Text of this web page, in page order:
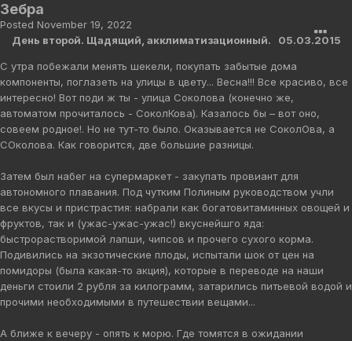
Зебра
Posted November 19, 2022
День второй. Щадящий, акклиматизационный. 05.03.2015
С утра побежали менять шекели, покупать забытые дома
компоненты, поглазеть на улицы в цвету... Весна!!! Все красиво, все
интересно! Вот поди ж ты - улица Соколова (конечно же,
автоматом прочиталось - СоколКова). Казалось бы – вот оно,
совеем родное!. Но не тут-то было. Оказывается не СоколОва, а
СОколова. Как говорится, две большие разницы.
Затем был набег на супермаркет - закупать провиант для
автономного плавания. Под чутким Полиным руководством учли
все вкусы и пристрастия: набрали как богатовитаминных овощей и
фруктов, так и (ужас-ужас-ужас!) вкуснейшго яда:
быстрорастворимой лапши, чипсов и прочего сухого корма.
Подивились на экзотические плоды, испытали шок от цен на
помидоры (была какая-то акция), которые в переводе на наши
деньги стоили 2 рубля за килограмм, затарились питьевой водой и
прочими необходимыми в путешествии вещами...
А ближе к вечеру - опять к морю. Где томятся в ожидании